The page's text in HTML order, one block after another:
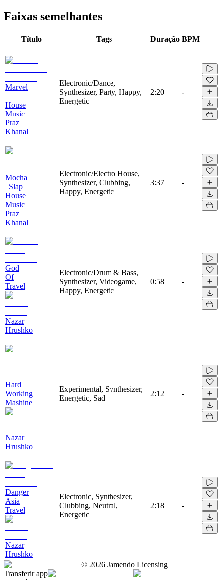
Faixas semelhantes
Título Tags Duração BPM
Marvel
|
House
Music
Praz
Khanal
Electronic/Dance,
Synthesizer, Party, Happy,
Energetic
2:20 -
Mocha
| Slap
House
Music
Praz
Khanal
Electronic/Electro House,
Synthesizer, Clubbing,
Happy, Energetic
3:37 -
God
Of
Travel
Nazar
Hrushko
Electronic/Drum & Bass,
Synthesizer, Videogame,
Happy, Energetic
0:58 -
Hard
Working
Mashine
Nazar
Hrushko
Experimental, Synthesizer,
Energetic, Sad
2:12 -
Danger
Asia
Travel
Nazar
Hrushko
Electronic, Synthesizer,
Clubbing, Neutral,
Energetic
2:18 -
© 2026 Jamendo Licensing
Transferir app